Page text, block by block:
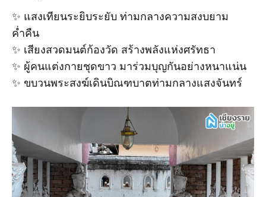
✨ แสงเทียนระยิบระยับ ท่ามกลางความสงบยาม
ค่ำคืน
✨ เสียงสวดมนต์ก้องวัด สร้างพลังแห่งศรัทธา
✨ ผู้คนแต่งกายชุดขาว มาร่วมบุญกันอย่างหนาแน่น
✨ ขบวนพระสงฆ์เดินบิณฑบาตท่ามกลางแสงจันทร์